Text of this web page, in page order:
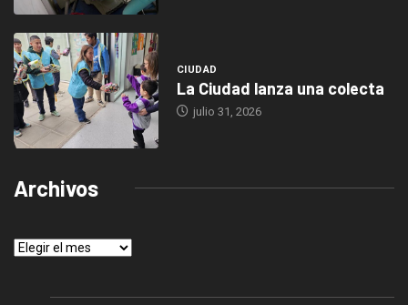
CIUDAD
La Ciudad lanza una colecta
julio 31, 2026
Archivos
Archivos